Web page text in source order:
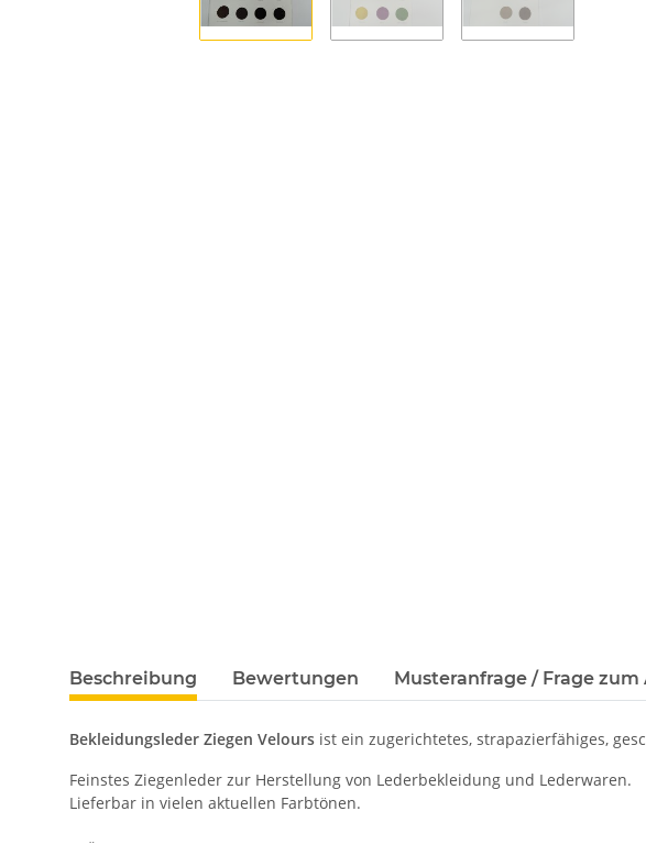
Beschreibung Bewertungen Musteranfrage / Frage
Bekleidungsleder Ziegen Velours ist ein zugerichtetes, strapazierfähiges,
Feinstes Ziegenleder zur Herstellung von Lederbekleidung und Lederwaren.
Lieferbar in vielen aktuellen Farbtönen.